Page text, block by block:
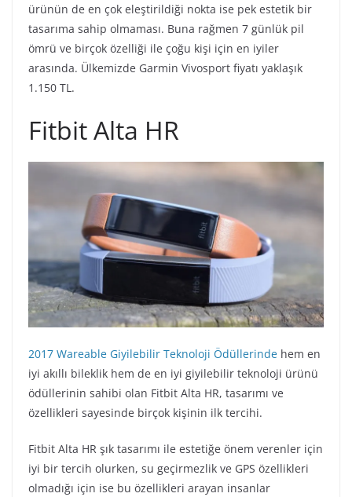
ürünün de en çok eleştirildiği nokta ise pek estetik bir
tasarıma sahip olmaması. Buna rağmen 7 günlük pil
ömrü ve birçok özelliği ile çoğu kişi için en iyiler
arasında. Ülkemizde Garmin Vivosport fiyatı yaklaşık
1.150 TL.
Fitbit Alta HR
2017 Wareable Giyilebilir Teknoloji Ödüllerinde hem en
iyi akıllı bileklik hem de en iyi giyilebilir teknoloji ürünü
ödüllerinin sahibi olan Fitbit Alta HR, tasarımı ve
özellikleri sayesinde birçok kişinin ilk tercihi.
Fitbit Alta HR şık tasarımı ile estetiğe önem verenler için
iyi bir tercih olurken, su geçirmezlik ve GPS özellikleri
olmadığı için ise bu özellikleri arayan insanlar